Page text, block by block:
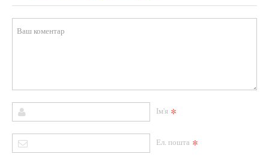
Ім'я *
Ел. пошта *